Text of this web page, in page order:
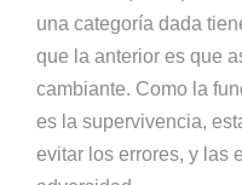
una categoría dada
que la anterior es que
cambiante. Como la
es la supervivencia,
evitar los errores, y las